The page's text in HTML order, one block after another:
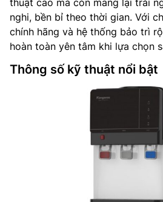
thuật cao mà còn mang lại trải
nghi, bền bỉ theo thời gian. Với
chính hãng và hệ thống bảo trì
hoàn toàn yên tâm khi lựa chọn
Thông số kỹ thuật nổi bật